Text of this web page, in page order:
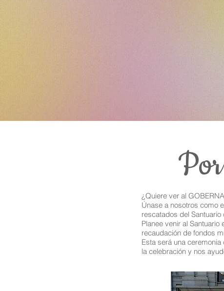
¿Quiere ver al
Únase a nosotros como
rescatados del
Planee venir al
recaudación de fondos
Esta será una
la celebración y nos